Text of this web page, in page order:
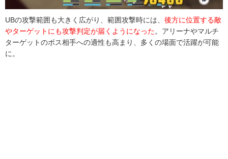
UBの攻撃範囲も大きく広がり、範囲攻撃時には、 後方に位置する敵
やターゲットにも攻撃判定が届くようになった。アリーナやマルチ
ターゲットのボス相手への適性も高まり、多くの場面で活躍が可能
に。